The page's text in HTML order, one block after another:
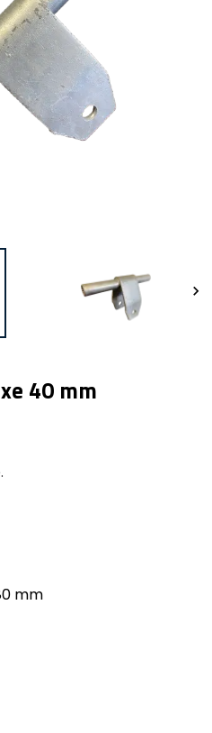

40 mm
mm